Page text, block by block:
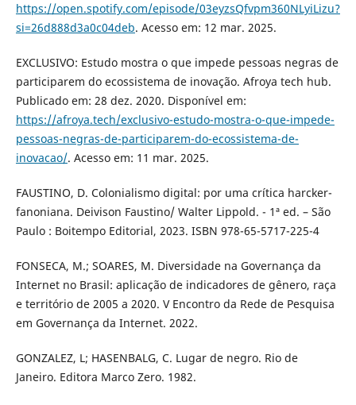
https://open.spotify.com/episode/03eyzsQfvpm360NLyiLizu?
si=26d888d3a0c04deb. Acesso em: 12 mar. 2025.
EXCLUSIVO: Estudo mostra o que impede pessoas negras de
participarem do ecossistema de inovação. Afroya tech hub.
Publicado em: 28 dez. 2020. Disponível em:
https://afroya.tech/exclusivo-estudo-mostra-o-que-impede-
pessoas-negras-de-participarem-do-ecossistema-de-
inovacao/. Acesso em: 11 mar. 2025.
FAUSTINO, D. Colonialismo digital: por uma crítica harcker-
fanoniana. Deivison Faustino/ Walter Lippold. - 1ª ed. – São
Paulo : Boitempo Editorial, 2023. ISBN 978-65-5717-225-4
FONSECA, M.; SOARES, M. Diversidade na Governança da
Internet no Brasil: aplicação de indicadores de gênero, raça
e território de 2005 a 2020. V Encontro da Rede de Pesquisa
em Governança da Internet. 2022.
GONZALEZ, L; HASENBALG, C. Lugar de negro. Rio de
Janeiro. Editora Marco Zero. 1982.